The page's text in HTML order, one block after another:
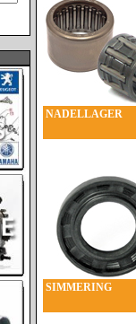
NADELLAGER
SIMMERING